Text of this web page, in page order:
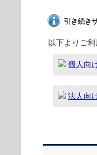
引き続き
以下よりご
個人向
法人向